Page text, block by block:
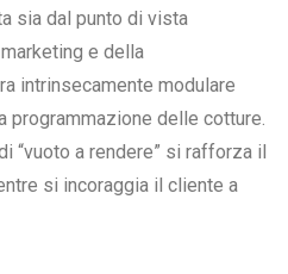
sia dal punto di vista
e della
intrinsecamente modulare
programmazione delle cotture.
“vuoto a rendere” si rafforza il
si incoraggia il cliente a